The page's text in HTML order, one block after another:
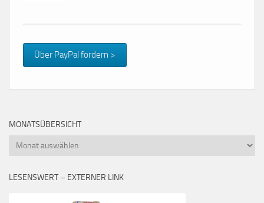
Über PayPal fördern >
MONATSÜBERSICHT
Monatsübersicht
LESENSWERT – EXTERNER LINK